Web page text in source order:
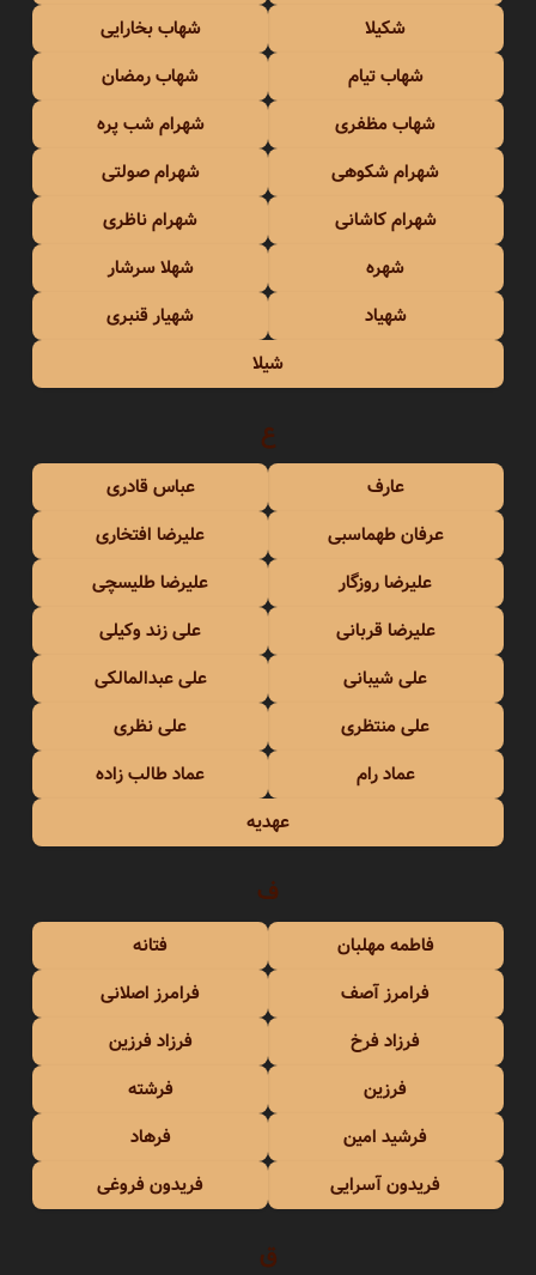
شکیلا
شهاب بخارایی
شهاب تیام
شهاب رمضان
شهاب مظفری
شهرام شب پره
شهرام شکوهی
شهرام صولتی
شهرام کاشانی
شهرام ناظری
شهره
شهلا سرشار
شهیاد
شهیار قنبری
شیلا
ع
عارف
عباس قادری
عرفان طهماسبی
علیرضا افتخاری
علیرضا روزگار
علیرضا طلیسچی
علیرضا قربانی
علی زند وکیلی
علی شیبانی
علی عبدالمالکی
علی منتظری
علی نظری
عماد رام
عماد طالب زاده
عهدیه
ف
فاطمه مهلبان
فتانه
فرامرز آصف
فرامرز اصلانی
فرزاد فرخ
فرزاد فرزین
فرزین
فرشته
فرشید امین
فرهاد
فریدون آسرایی
فریدون فروغی
ق